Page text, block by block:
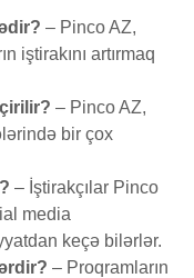
– Pinco AZ,
iştirakını artırmaq
– Pinco AZ,
bir çox
– İştirakçılar Pinco
media
keçə bilərlər.
– Proqramların